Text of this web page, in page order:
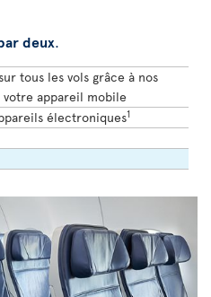
deux.
tous les vols grâce à nos
appareil mobile
électroniques1